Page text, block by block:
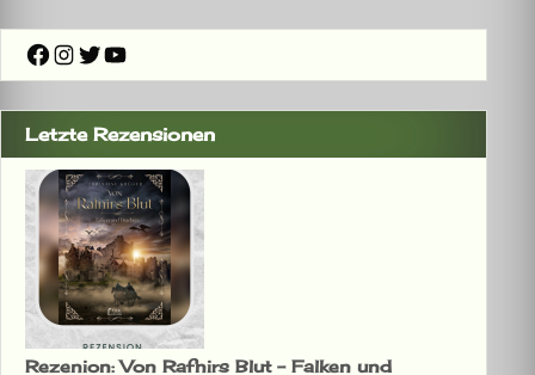
Facebook
Instagram
Twitter
YouTube
Letzte Rezensionen
Rezenion: Von Rafnirs Blut – Falken und